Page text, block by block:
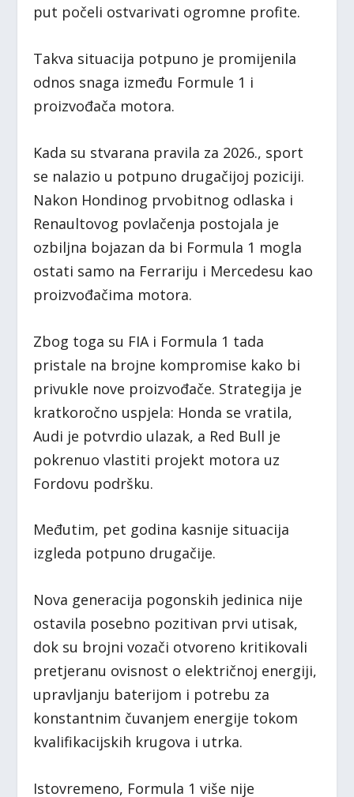
put počeli ostvarivati ogromne profite.
Takva situacija potpuno je promijenila
odnos snaga između Formule 1 i
proizvođača motora.
Kada su stvarana pravila za 2026., sport
se nalazio u potpuno drugačijoj poziciji.
Nakon Hondinog prvobitnog odlaska i
Renaultovog povlačenja postojala je
ozbiljna bojazan da bi Formula 1 mogla
ostati samo na Ferrariju i Mercedesu kao
proizvođačima motora.
Zbog toga su FIA i Formula 1 tada
pristale na brojne kompromise kako bi
privukle nove proizvođače. Strategija je
kratkoročno uspjela: Honda se vratila,
Audi je potvrdio ulazak, a Red Bull je
pokrenuo vlastiti projekt motora uz
Fordovu podršku.
Međutim, pet godina kasnije situacija
izgleda potpuno drugačije.
Nova generacija pogonskih jedinica nije
ostavila posebno pozitivan prvi utisak,
dok su brojni vozači otvoreno kritikovali
pretjeranu ovisnost o električnoj energiji,
upravljanju baterijom i potrebu za
konstantnim čuvanjem energije tokom
kvalifikacijskih krugova i utrka.
Istovremeno, Formula 1 više nije